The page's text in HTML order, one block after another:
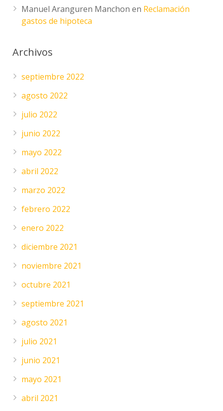
Manuel Aranguren Manchon en Reclamación
gastos de hipoteca
Archivos
septiembre 2022
agosto 2022
julio 2022
junio 2022
mayo 2022
abril 2022
marzo 2022
febrero 2022
enero 2022
diciembre 2021
noviembre 2021
octubre 2021
septiembre 2021
agosto 2021
julio 2021
junio 2021
mayo 2021
abril 2021